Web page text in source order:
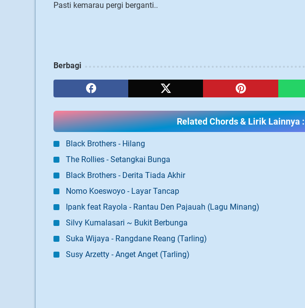
Pasti kemarau pergi berganti..
Berbagi
Related Chords & Lirik Lainnya :
Black Brothers - Hilang
The Rollies - Setangkai Bunga
Black Brothers - Derita Tiada Akhir
Nomo Koeswoyo - Layar Tancap
Ipank feat Rayola - Rantau Den Pajauah (Lagu Minang)
Silvy Kumalasari ~ Bukit Berbunga
Suka Wijaya - Rangdane Reang (Tarling)
Susy Arzetty - Anget Anget (Tarling)